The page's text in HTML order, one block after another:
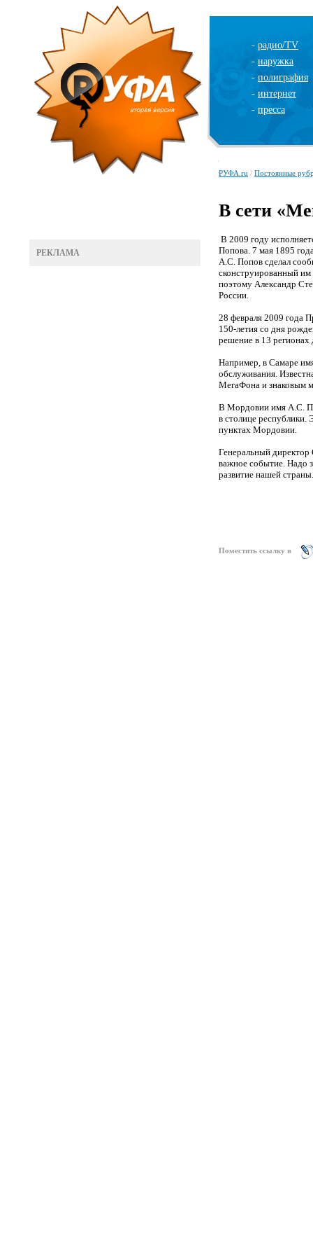
- радио/TV
- наружка
- полиграфия
- интернет
- пресса
РЕКЛАМА
РУФА.ru / Постоянные
В сети
В 2009 году
Попова. 7 мая 1895
А.С. Попов сделал
сконструированный
поэтому Александр
России.
28 февраля 2009 года
150-летия со дня
решение в 13 регионах
Например, в Самаре
обслуживания.
МегаФона и знаковым
В Мордовии имя А.С.
в столице
пунктах Мордовии.
Генеральный
важное событие. Надо
развитие нашей
Поместить ссылку в